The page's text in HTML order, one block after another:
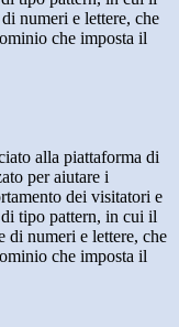
numeri e lettere, che
che imposta il
alla piattaforma di
per aiutare i
dei visitatori e
tipo pattern, in cui il
di numeri e lettere, che
che imposta il